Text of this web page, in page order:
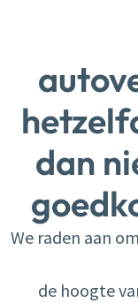
dan
We raden aan
de hoogte